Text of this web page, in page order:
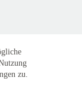
zu.